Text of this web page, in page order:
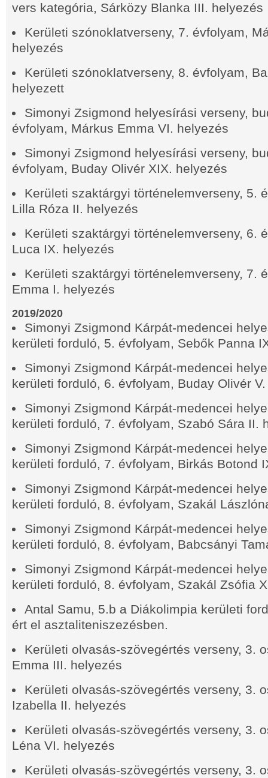
vers kategória, Sárközy Blanka III. helyezés
Kerületi szónoklatverseny, 7. évfolyam,
helyezés
Kerületi szónoklatverseny, 8. évfolyam,
helyezett
Simonyi Zsigmond helyesírási verseny,
évfolyam, Márkus Emma VI. helyezés
Simonyi Zsigmond helyesírási verseny,
évfolyam, Buday Olivér XIX. helyezés
Kerületi szaktárgyi történelemverseny, 5.
Lilla Róza II. helyezés
Kerületi szaktárgyi történelemverseny, 6.
Luca IX. helyezés
Kerületi szaktárgyi történelemverseny, 7.
Emma I. helyezés
2019/2020
Simonyi Zsigmond Kárpát-medencei
kerületi forduló, 5. évfolyam, Sebők Panna
Simonyi Zsigmond Kárpát-medencei
kerületi forduló, 6. évfolyam, Buday Olivér
Simonyi Zsigmond Kárpát-medencei
kerületi forduló, 7. évfolyam, Szabó Sára II.
Simonyi Zsigmond Kárpát-medencei
kerületi forduló, 7. évfolyam, Birkás Botond
Simonyi Zsigmond Kárpát-medencei
kerületi forduló, 8. évfolyam, Szakál
Simonyi Zsigmond Kárpát-medencei
kerületi forduló, 8. évfolyam, Babcsányi
Simonyi Zsigmond Kárpát-medencei
kerületi forduló, 8. évfolyam, Szakál Zsófia
Antal Samu, 5.b a Diákolimpia kerületi
ért el asztaliteniszezésben.
Kerületi olvasás-szövegértés verseny, 3.
Emma III. helyezés
Kerületi olvasás-szövegértés verseny, 3.
Izabella II. helyezés
Kerületi olvasás-szövegértés verseny, 3.
Léna VI. helyezés
Kerületi olvasás-szövegértés verseny, 3.